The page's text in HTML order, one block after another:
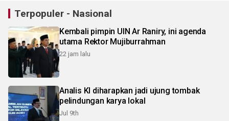
Terpopuler - Nasional
Kembali pimpin UIN Ar Raniry, ini agenda
utama Rektor Mujiburrahman
22 jam lalu
Analis KI diharapkan jadi ujung tombak
pelindungan karya lokal
Jul 9th